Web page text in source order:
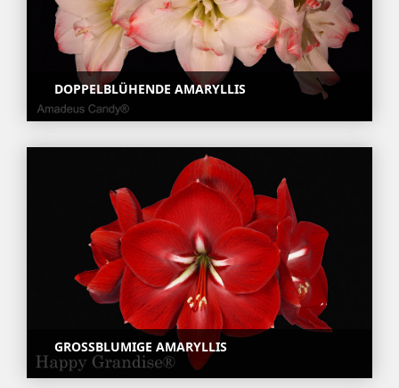
DOPPELBLÜHENDE AMARYLLIS
GROSSBLUMIGE AMARYLLIS